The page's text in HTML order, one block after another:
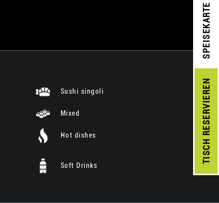
TISCH
RESERVIEREN
SPEISEKARTE
Sushi singoli
Mixed
Hot dishes
Soft Drinks